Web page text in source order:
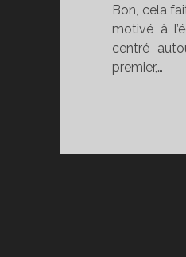
Bon, cela
motivé à
centré
premier,…